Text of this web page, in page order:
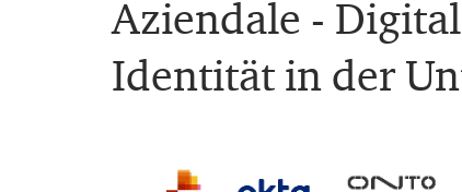
Aziendale -
Identität in der